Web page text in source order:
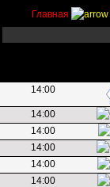
Главная
14:00
14:00
14:00
14:00
14:00
14:00